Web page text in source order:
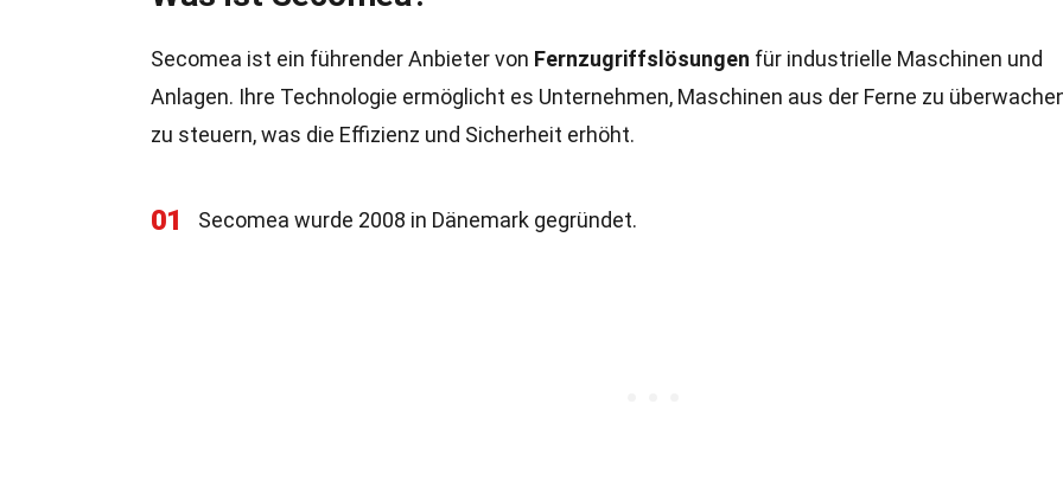
Secomea ist ein führender Anbieter von Fernzugriffslösungen für industrielle Maschinen und
Anlagen. Ihre Technologie ermöglicht es Unternehmen, Maschinen aus der Ferne zu
zu steuern, was die Effizienz und Sicherheit erhöht.
01 Secomea wurde 2008 in Dänemark gegründet.